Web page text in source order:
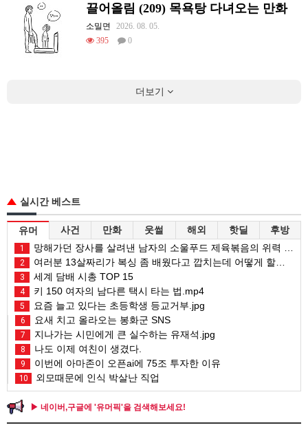
끌어올림 (209) 목욕탕 다녀오는 만화
소밀면
2026. 08. 05.
395
0
더보기
실시간 베스트
유머 사건 만화 웃썰 해외 핫딜 후방
1 망해가던 장사를 살려낸 남자의 소울푸드 제육볶음의 위력 ㅋㅋ
2 여러분 13살짜리가 복싱 좀 배웠다고 깝치는데 어떻게 할까요?
3 세계 담배 시총 TOP 15
4 키 150 여자의 남다른 택시 타는 법.mp4
5 요즘 늘고 있다는 초등학생 등교거부.jpg
6 요새 치고 올라오는 봉화군 SNS
7 지나가는 시민에게 큰 실수하는 유재석.jpg
8 나도 이제 여친이 생겼다.
9 이번에 아마존이 오픈ai에 75조 투자한 이유
10 외모때문에 인식 박살난 직업
▶ 네이버,구글에 '유머픽'을 검색해보세요!